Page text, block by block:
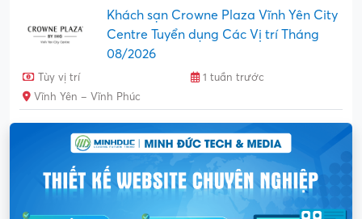
Khách sạn Crowne Plaza Vĩnh Yên City
Centre Tuyển dụng Các Vị trí Tháng
08/2026
Tùy vị trí
1 tuần trước
Vĩnh Yên – Vĩnh Phúc